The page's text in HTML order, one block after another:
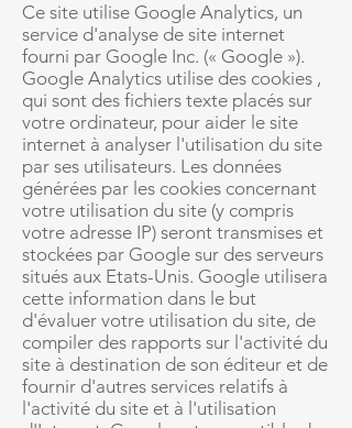
Ce site utilise Google Analytics, un
service d'analyse de site internet
fourni par Google Inc. (« Google »).
Google Analytics utilise des cookies ,
qui sont des fichiers texte placés sur
votre ordinateur, pour aider le site
internet à analyser l'utilisation du site
par ses utilisateurs. Les données
générées par les cookies concernant
votre utilisation du site (y compris
votre adresse IP) seront transmises et
stockées par Google sur des serveurs
situés aux Etats-Unis. Google utilisera
cette information dans le but
d'évaluer votre utilisation du site, de
compiler des rapports sur l'activité du
site à destination de son éditeur et de
fournir d'autres services relatifs à
l'activité du site et à l'utilisation